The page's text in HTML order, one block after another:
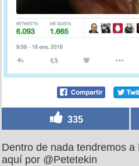
335
Dentro de nada tendremos
aquí por @Petetekin